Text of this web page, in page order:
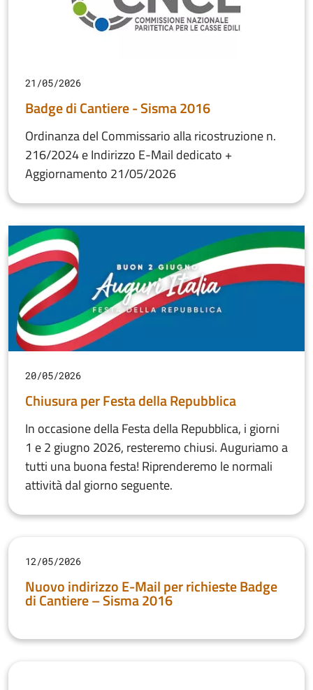
21/05/2026
Badge di Cantiere - Sisma 2016
Ordinanza del Commissario alla ricostruzione n.
216/2024 e Indirizzo E-Mail dedicato +
Aggiornamento 21/05/2026
20/05/2026
Chiusura per Festa della Repubblica
In occasione della Festa della Repubblica, i giorni
1 e 2 giugno 2026, resteremo chiusi. Auguriamo a
tutti una buona festa! Riprenderemo le normali
attività dal giorno seguente.
12/05/2026
Nuovo indirizzo E-Mail per richieste Badge
di Cantiere – Sisma 2016